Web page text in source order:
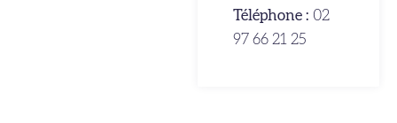
Téléphone : 02
97 66 21 25